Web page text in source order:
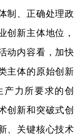
制、正确处理政
创新主体地位，
动内容看，加快
主体的原始创新
力所要求的创
创新和突破式创
、关键核心技术